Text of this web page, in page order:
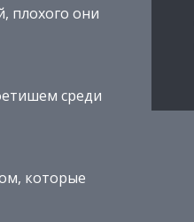
плохого они
среди
которые